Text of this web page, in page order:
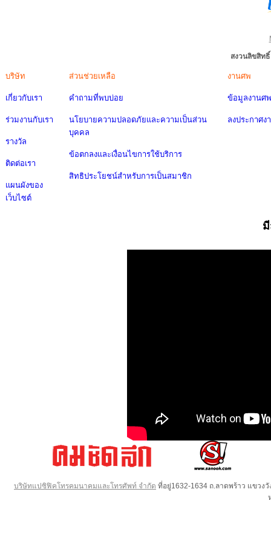
สงวนลิขสิท
บริษัท
เกี่ยวกับเรา
ร่วมงานกับเรา
รางวัล
ติดต่อเรา
แผนผังของ
เว็บไซต์
ส่วนช่วยเหลือ
คำถามที่พบบ่อย
นโยบายความปลอดภัยและความเป็นส่วน
บุคคล
ข้อตกลงและเงื่อนไขการใช้บริการ
สิทธิประโยชน์สำหรับการเป็นสมาชิก
งานศพ
ข้อมูลงานศพ
ลงประกาศง
บริษัทแปซิฟิคโทรคมนาคมและโทรศัพท์ จำกัด ที่อยู่1632-1634 ถ.ลาดพร้าว แขวง